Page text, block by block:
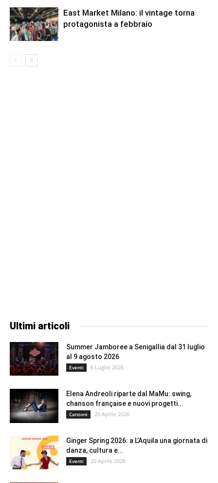
East Market Milano: il vintage torna
protagonista a febbraio
Ultimi articoli
Summer Jamboree a Senigallia dal 31 luglio
al 9 agosto 2026
Eventi 6 Luglio 2026
Elena Andreoli riparte dal MaMu: swing,
chanson française e nuovi progetti...
Canzoni 20 Aprile 2026
Ginger Spring 2026: a L’Aquila una giornata di
danza, cultura e...
Eventi 20 Aprile 2026